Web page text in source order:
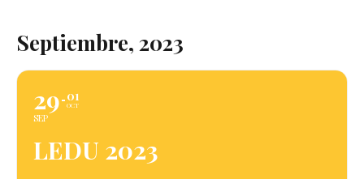
Septiembre, 2023
29
SEP
01
OCT
LEDU 2023